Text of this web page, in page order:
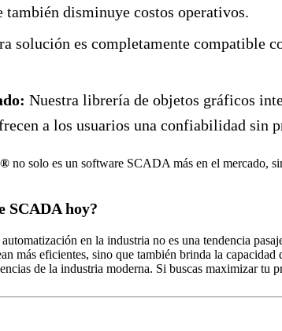
disminuye costos operativos.
solución es completamente compatible
Nuestra librería de objetos gráficos
a los usuarios una confiabilidad sin
no solo es un software SCADA más en el mercado,
SCADA hoy?
en la industria no es una tendencia
más eficientes, sino que también brinda la capacidad
de la industria moderna. Si buscas maximizar